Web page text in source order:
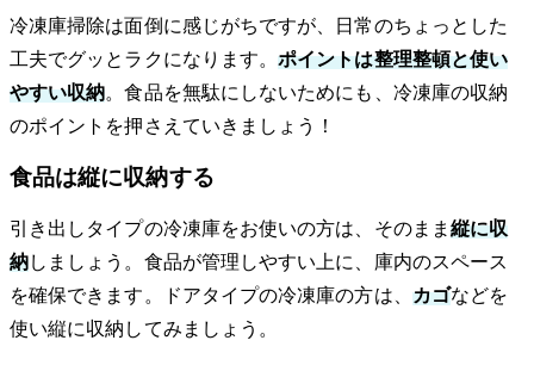
冷凍庫掃除は面倒に感じがちですが、日常のちょっとした
工夫でグッとラクになります。ポイントは整理整頓と使い
やすい収納。食品を無駄にしないためにも、冷凍庫の収納
のポイントを押さえていきましょう！
食品は縦に収納する
引き出しタイプの冷凍庫をお使いの方は、そのまま 縦に収
納しましょう。食品が管理しやすい上に、庫内のスペース
を確保できます。ドアタイプの冷凍庫の方は、 カゴなどを
使い縦に収納してみましょう。